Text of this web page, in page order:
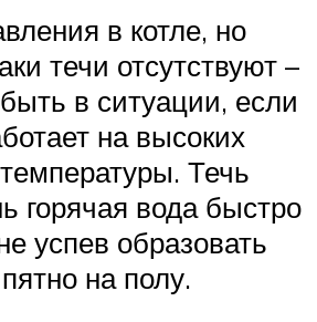
в котле, но
течи отсутствуют –
в ситуации, если
на высоких
Течь
горячая вода быстро
успев образовать
на полу.